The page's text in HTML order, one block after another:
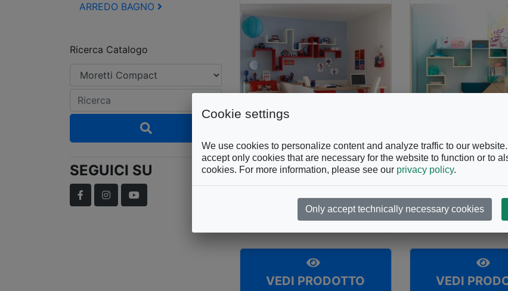
MORETTI COMPACT
Composizione
MORETTI COMPACT
KC310
VEDI PRODOTTO VEDI
ARREDO BAGNO
Ricerca Catalogo
SEGUICI SU
FacebookInstagramYouTube
Cookie settings
We use cookies to personalize content and analyze traffic to our
accept only cookies that are necessary for the website to function or to
cookies. For more information, please see our privacy policy.
Only accept technically necessary cookies